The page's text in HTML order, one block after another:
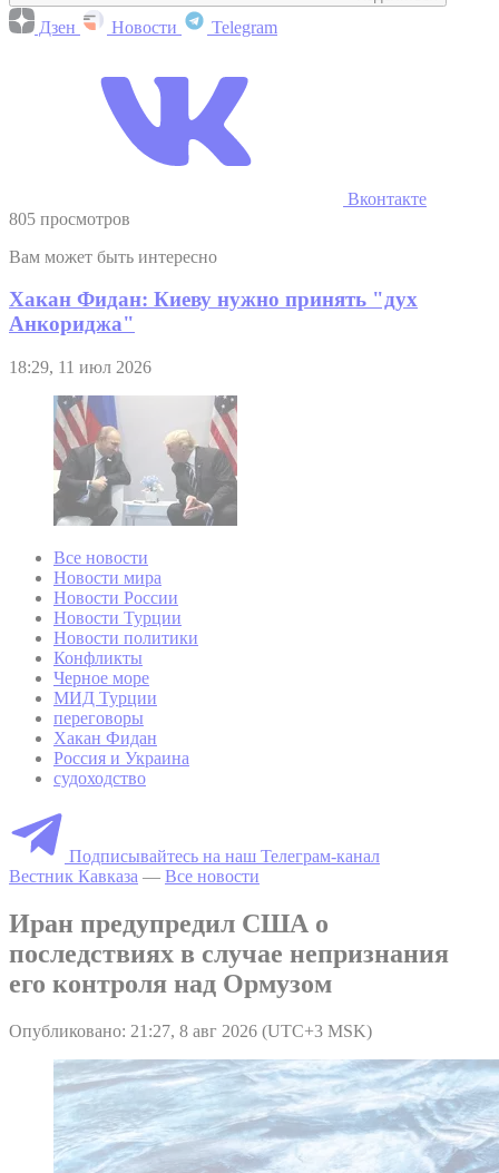
Дзен Новости Telegram
Вконтакте
805 просмотров
Вам может быть интересно
Хакан Фидан: Киеву нужно принять "дух
Анкориджа"
18:29, 11 июл 2026
Все новости
Новости мира
Новости России
Новости Турции
Новости политики
Конфликты
Черное море
МИД Турции
переговоры
Хакан Фидан
Россия и Украина
судоходство
Подписывайтесь на наш Телеграм-канал
Вестник Кавказа — Все новости
Иран предупредил США о
последствиях в случае непризнания
его контроля над Ормузом
Опубликовано: 21:27, 8 авг 2026 (UTC+3 MSK)